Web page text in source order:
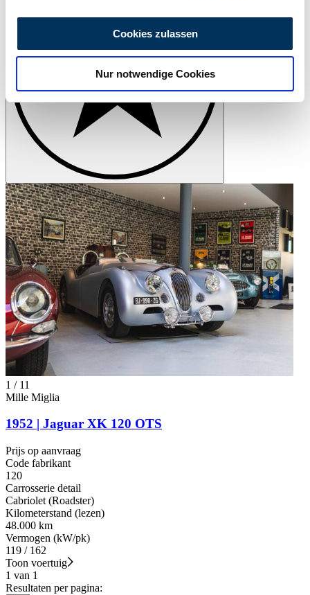
analysieren. Außerdem geben wir Informationen zu Ihrer
Verwendung unserer Website an unsere Partner für
soziale Medien, Werbung und Analysen weiter. Unsere
Partner führen diese Informationen möglicherweise mit
weiteren Daten zusammen, die Sie ihnen bereitgestellt
haben oder die sie im Rahmen Ihrer Nutzung der Dienste
gesammelt haben.
Datenschutzerklärung
Cookies zulassen
Nur notwendige Cookies
1 / 11
Mille Miglia
1952 | Jaguar XK 120 OTS
Prijs op aanvraag
Code fabrikant
120
Carrosserie detail
Cabriolet (Roadster)
Kilometerstand (lezen)
48.000 km
Vermogen (kW/pk)
119 / 162
Toon voertuig
1 van 1
Resultaten per pagina: